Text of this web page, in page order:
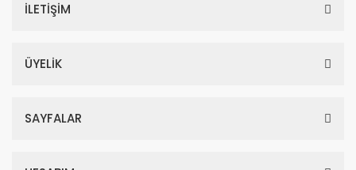
İLETİŞİM
ÜYELİK
SAYFALAR